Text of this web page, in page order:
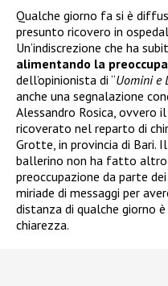
Qualche giorno fa si è
presunto ricovero in
Un’indiscrezione che ha
alimentando la
dell’opinionista di “Uomini e
anche una segnalazione
Alessandro Rosica, ovvero
ricoverato nel reparto di
Grotte, in provincia di Bari.
ballerino non ha fatto
preoccupazione da parte
miriade di messaggi per
distanza di qualche giorno
chiarezza.